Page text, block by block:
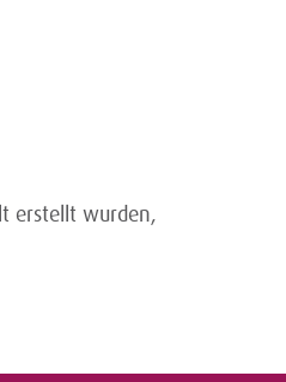
erstellt wurden,